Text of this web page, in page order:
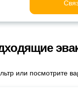
или посмотрите